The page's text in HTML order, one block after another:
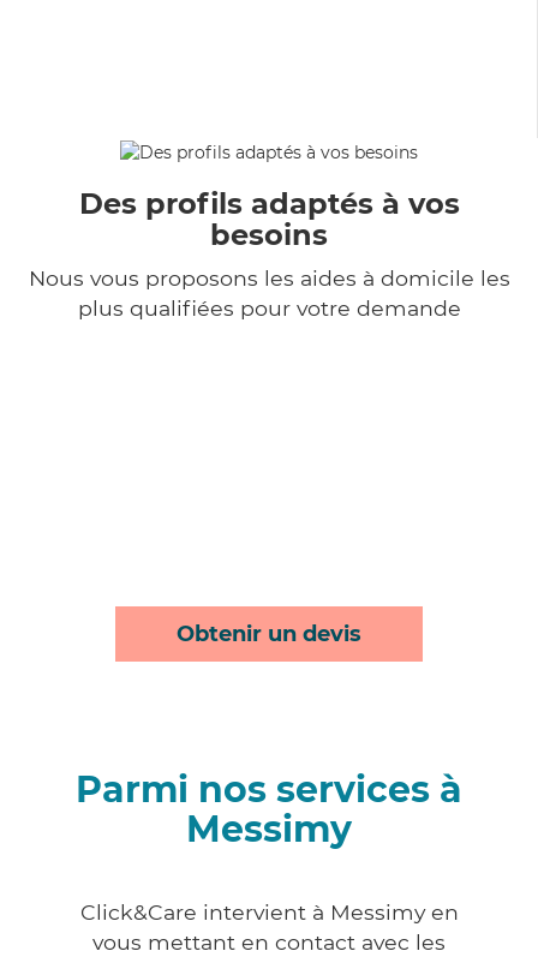
Des profils adaptés à vos
besoins
Nous vous proposons les aides à domicile les
plus qualifiées pour votre demande
Obtenir un devis
Parmi nos services à
Messimy
Click&Care intervient à Messimy en
vous mettant en contact avec les